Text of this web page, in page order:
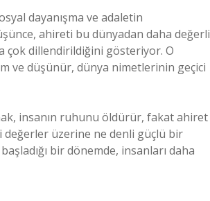
dayanışma ve adaletin
ahireti bu dünyadan daha değerli
çok dillendirildiğini gösteriyor. O
ve düşünür, dünya nimetlerinin geçici
insanın ruhunu öldürür, fakat ahiret
değerler üzerine ne denli güçlü bir
bir dönemde, insanları daha